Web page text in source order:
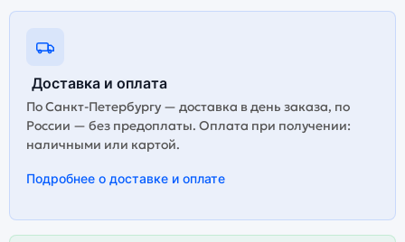
Доставка и оплата
По Санкт-Петербургу — доставка в день заказа, по
России — без предоплаты. Оплата при получении:
наличными или картой.
Подробнее о доставке и оплате